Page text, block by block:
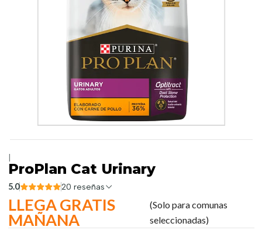
ProPlan Cat Urinary
5.0 20 reseñas
LLEGA GRATIS
MAÑANA
(Solo para comunas
seleccionadas)